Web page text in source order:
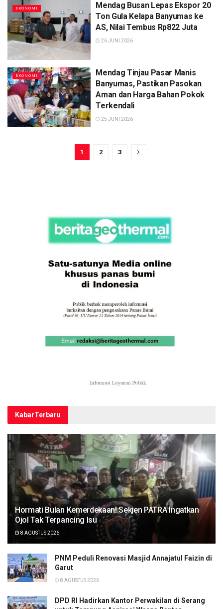
EKONOMI
Mendag Busan Lepas Ekspor 20
Ton Gula Kelapa Banyumas ke
AS, Nilai Tembus Rp822 Juta
26 JUNI 2026
EKONOMI
Mendag Tinjau Pasar Manis
Banyumas, Pastikan Pasokan
Aman dan Harga Bahan Pokok
Terkendali
25 JUNI 2026
1 2 3
KabarTerbaru
Hormati Bulan Kemerdekaan! Sekjen PATRA Ingatkan
Ojol Tak Terpancing Isu
8 AGUSTUS 2026
PNM Peduli Renovasi Masjid Annajatul Faizin di
Garut
8 AGUSTUS 2026
DPD RI Hadirkan Kantor Perwakilan di Serang